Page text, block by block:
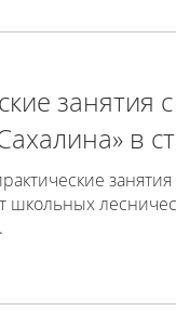
занятия
в
школьных